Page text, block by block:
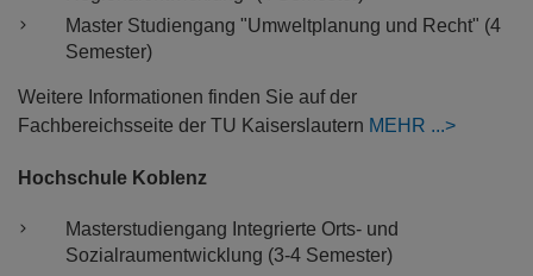
Master Studiengang "Umweltplanung und Recht" (4
Semester)
Weitere Informationen finden Sie auf der
Fachbereichsseite der TU Kaiserslautern MEHR
Hochschule Koblenz
Masterstudiengang Integrierte Orts- und
Sozialraumentwicklung (3-4 Semester)